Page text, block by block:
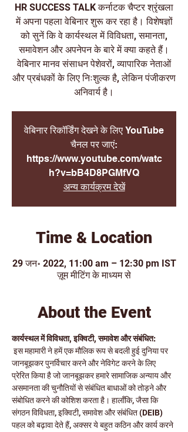
HR SUCCESS TALK कर्नाटक चैप्टर श्रृंखला
में अपना पहला वेबिनार शुरू कर रहा है। विशेषज्ञों
को सुनें कि वे कार्यस्थल में विविधता, समानता,
समावेशन और अपनेपन के बारे में क्या कहते हैं।
वेबिनार मानव संसाधन पेशेवरों, व्यापारिक नेताओं
और प्रबंधकों के लिए निःशुल्क है, लेकिन पंजीकरण
अनिवार्य है।
वेबिनार रिकॉर्डिंग देखने के लिए YouTube
चैनल पर जाएं:
https://www.youtube.com/watc
h?v=bB4D8PGMfVQ
अन्य कार्यक्रम देखें
Time & Location
29 जन॰ 2022, 11:00 am – 12:30 pm IST
ज़ूम मीटिंग के माध्यम से
About the Event
कार्यस्थल में विविधता, इक्विटी, समावेश और संबंधित:
जानबूझकर पुनर्विचार करने और नेविगेट करने के लिए
प्रेरित किया है जो जानबूझकर हमारे सामाजिक अन्याय और
असमानता की चुनौतियों से संबंधित बाधाओं को तोड़ने और
संबोधित करने की कोशिश करता है। हालाँकि, जैसा कि
संगठन विविधता, इक्विटी, समावेश और संबंधित (DEIB)
पहल को बढ़ावा देते हैं, अक्सर ये बहुत कठिन और कार्य करने